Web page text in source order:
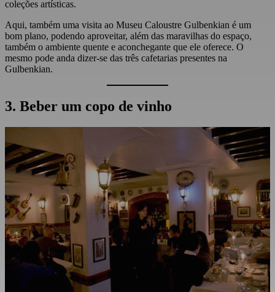
coleções artísticas.
Aqui, também uma visita ao Museu Caloustre Gulbenkian é um
bom plano, podendo aproveitar, além das maravilhas do espaço,
também o ambiente quente e aconchegante que ele oferece. O
mesmo pode anda dizer-se das três cafetarias presentes na
Gulbenkian.
3. Beber um copo de vinho